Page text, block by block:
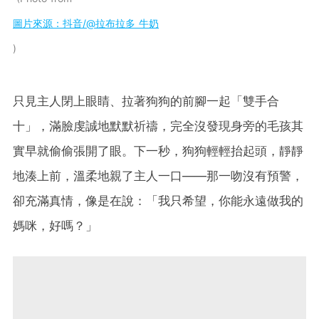
圖片來源：抖音/@拉布拉多 牛奶
只見主人閉上眼睛、拉著狗狗的前腳一起「雙手合
十」，滿臉虔誠地默默祈禱，完全沒發現身旁的毛孩其
實早就偷偷張開了眼。下一秒，狗狗輕輕抬起頭，靜靜
地湊上前，溫柔地親了主人一口——那一吻沒有預警，
卻充滿真情，像是在說：「我只希望，你能永遠做我的
媽咪，好嗎？」